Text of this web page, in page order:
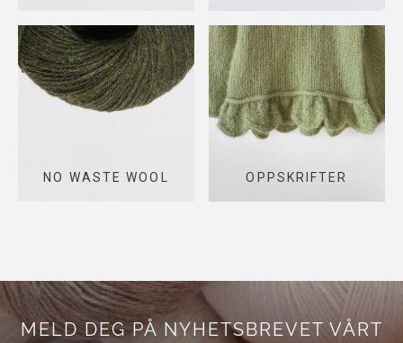
NO WASTE WOOL OPPSKRIFTER
MELD DEG PÅ NYHETSBREVET VÅRT